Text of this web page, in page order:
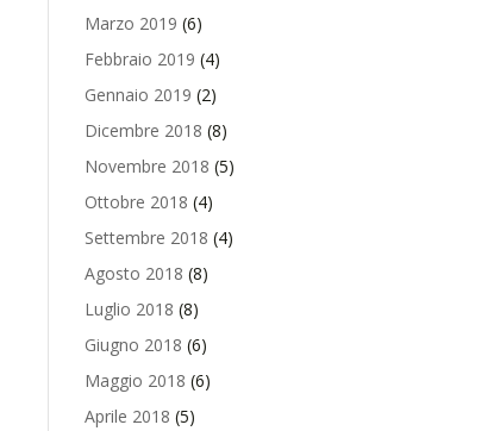
Marzo 2019 (6)
Febbraio 2019 (4)
Gennaio 2019 (2)
Dicembre 2018 (8)
Novembre 2018 (5)
Ottobre 2018 (4)
Settembre 2018 (4)
Agosto 2018 (8)
Luglio 2018 (8)
Giugno 2018 (6)
Maggio 2018 (6)
Aprile 2018 (5)